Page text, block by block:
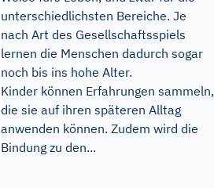
unterschiedlichsten Bereiche. Je
nach Art des Gesellschaftsspiels
lernen die Menschen dadurch sogar
noch bis ins hohe Alter.
Kinder können Erfahrungen sammeln,
die sie auf ihren späteren Alltag
anwenden können. Zudem wird die
Bindung zu den...